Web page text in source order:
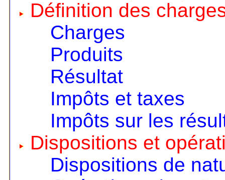
Définition des
Charges
Produits
Résultat
Impôts et taxes
Impôts sur les
Dispositions et
Dispositions de